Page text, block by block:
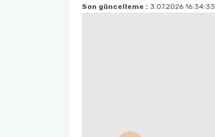
Son güncelleme : 3.07.2026 16:34:33